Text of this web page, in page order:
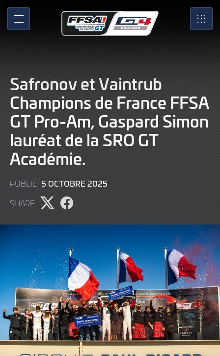
Skip
Main
MENU SRO
Safronov et Vaintrub
Champions de France FFSA
GT Pro-Am, Gaspard Simon
lauréat de la SRO GT
Académie.
PUBLIÉ 5 OCTOBRE 2025
SHARE
Partager
sur
Partager
sur